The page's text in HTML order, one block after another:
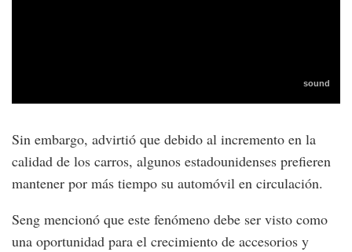
Sin embargo, advirtió que debido al incremento en la
calidad de los carros, algunos estadounidenses prefieren
mantener por más tiempo su automóvil en circulación.
Seng mencionó que este fenómeno debe ser visto como
una oportunidad para el crecimiento de accesorios y